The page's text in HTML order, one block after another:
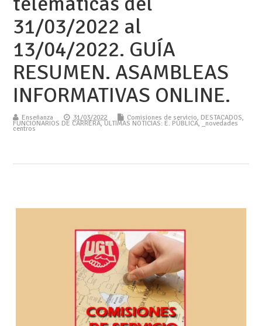
31/03/2022 al
13/04/2022. GUÍA
RESUMEN. ASAMBLEAS
INFORMATIVAS ONLINE.
Enseñanza 31/03/2022 Comisiones de servicio, DESTACADOS,
FUNCIONARIOS DE CARRERA,ÚLTIMAS NOTICIAS: E. PÚBLICA, _novedades
centros